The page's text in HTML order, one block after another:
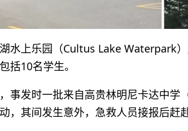
水上乐园（Cultus Lake Waterpark
括10名学生。
事发时一批来自高贵林明尼卡达中
，其间发生意外，急救人员接报后赶